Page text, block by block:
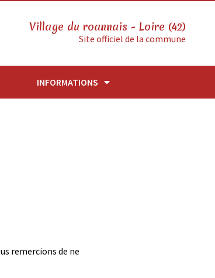
Village du roannais - Loire (42)
Site officiel de la commune
INFORMATIONS
remercions de ne